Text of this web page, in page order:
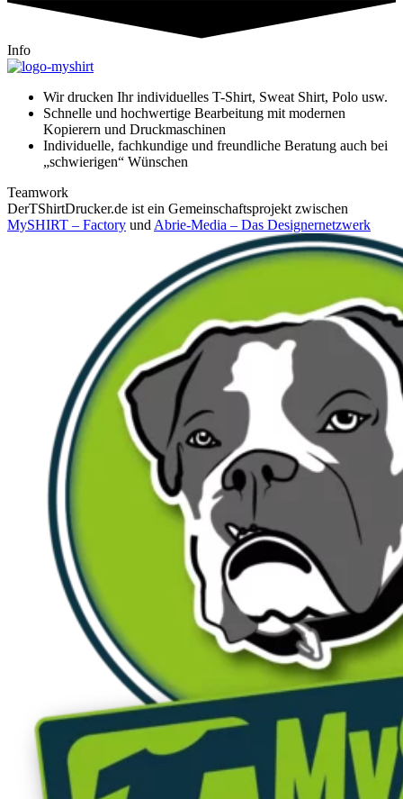
Info
Wir drucken Ihr individuelles T-Shirt, Sweat Shirt, Polo usw.
Schnelle und hochwertige Bearbeitung mit modernen
Kopierern und Druckmaschinen
Individuelle, fachkundige und freundliche Beratung auch bei
„schwierigen“ Wünschen
Teamwork
DerTShirtDrucker.de ist ein Gemeinschaftsprojekt zwischen
MySHIRT – Factory und Abrie-Media – Das Designernetzwerk